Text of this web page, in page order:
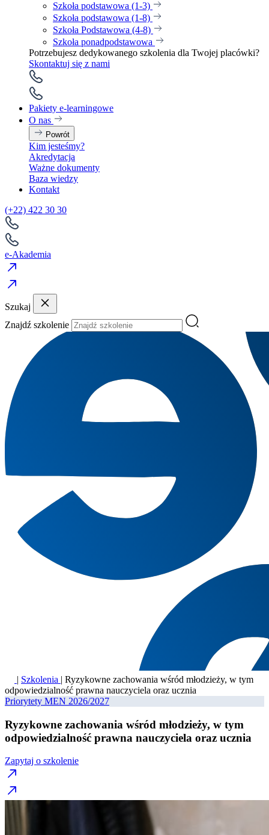
Szkoła podstawowa (1-3)
Szkoła podstawowa (1-8)
Szkoła Podstawowa (4-8)
Szkoła ponadpodstawowa
Potrzebujesz dedykowanego szkolenia dla Twojej placówki?
Skontaktuj się z nami
Pakiety e-learningowe
O nas
Powrót
Kim jesteśmy?
Akredytacja
Ważne dokumenty
Baza wiedzy
Kontakt
(+22) 422 30 30
e-Akademia
Szukaj
Znajdź szkolenie
| Szkolenia | Ryzykowne zachowania wśród młodzieży, w tym
odpowiedzialność prawna nauczyciela oraz ucznia
Priorytety MEN 2026/2027
Ryzykowne zachowania wśród młodzieży, w tym
odpowiedzialność prawna nauczyciela oraz ucznia
Zapytaj o szkolenie